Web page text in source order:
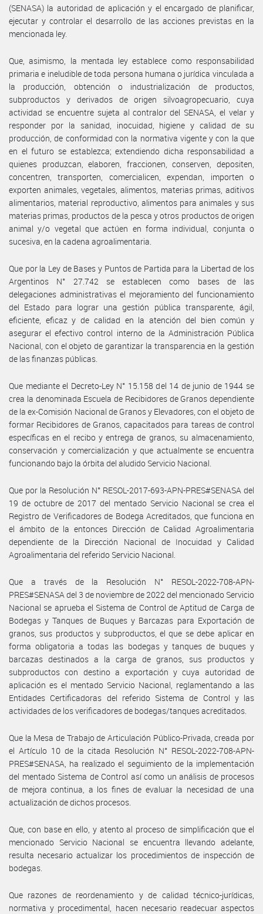
(SENASA) la autoridad de aplicación y el encargado de planificar,
ejecutar y controlar el desarrollo de las acciones previstas en la
mencionada ley.
Que, asimismo, la mentada ley establece como responsabilidad
primaria e ineludible de toda persona humana o jurídica vinculada a
la producción, obtención o industrialización de productos,
subproductos y derivados de origen silvoagropecuario, cuya
actividad se encuentre sujeta al contralor del SENASA, el velar y
responder por la sanidad, inocuidad, higiene y calidad de su
producción, de conformidad con la normativa vigente y con la que
en el futuro se establezca; extendiendo dicha responsabilidad a
quienes produzcan, elaboren, fraccionen, conserven, depositen,
concentren, transporten, comercialicen, expendan, importen o
exporten animales, vegetales, alimentos, materias primas, aditivos
alimentarios, material reproductivo, alimentos para animales y sus
materias primas, productos de la pesca y otros productos de origen
animal y/o vegetal que actúen en forma individual, conjunta o
sucesiva, en la cadena agroalimentaria.
Que por la Ley de Bases y Puntos de Partida para la Libertad de los
Argentinos N° 27.742 se establecen como bases de las
delegaciones administrativas el mejoramiento del funcionamiento
del Estado para lograr una gestión pública transparente, ágil,
eficiente, eficaz y de calidad en la atención del bien común y
asegurar el efectivo control interno de la Administración Pública
Nacional, con el objeto de garantizar la transparencia en la gestión
de las finanzas públicas.
Que mediante el Decreto-Ley N° 15.158 del 14 de junio de 1944 se
crea la denominada Escuela de Recibidores de Granos dependiente
de la ex-Comisión Nacional de Granos y Elevadores, con el objeto de
formar Recibidores de Granos, capacitados para tareas de control
específicas en el recibo y entrega de granos, su almacenamiento,
conservación y comercialización y que actualmente se encuentra
funcionando bajo la órbita del aludido Servicio Nacional.
Que por la Resolución N° RESOL-2017-693-APN-PRES#SENASA del
19 de octubre de 2017 del mentado Servicio Nacional se crea el
Registro de Verificadores de Bodega Acreditados, que funciona en
el ámbito de la entonces Dirección de Calidad Agroalimentaria
dependiente de la Dirección Nacional de Inocuidad y Calidad
Agroalimentaria del referido Servicio Nacional.
Que a través de la Resolución N° RESOL-2022-708-APN-
PRES#SENASA del 3 de noviembre de 2022 del mencionado Servicio
Nacional se aprueba el Sistema de Control de Aptitud de Carga de
Bodegas y Tanques de Buques y Barcazas para Exportación de
granos, sus productos y subproductos, el que se debe aplicar en
forma obligatoria a todas las bodegas y tanques de buques y
barcazas destinados a la carga de granos, sus productos y
subproductos con destino a exportación y cuya autoridad de
aplicación es el mentado Servicio Nacional, reglamentando a las
Entidades Certificadoras del referido Sistema de Control y las
actividades de los verificadores de bodegas/tanques acreditados.
Que la Mesa de Trabajo de Articulación Público-Privada, creada por
el Artículo 10 de la citada Resolución N° RESOL-2022-708-APN-
PRES#SENASA, ha realizado el seguimiento de la implementación
del mentado Sistema de Control así como un análisis de procesos
de mejora continua, a los fines de evaluar la necesidad de una
actualización de dichos procesos.
Que, con base en ello, y atento al proceso de simplificación que el
mencionado Servicio Nacional se encuentra llevando adelante,
resulta necesario actualizar los procedimientos de inspección de
bodegas.
Que razones de reordenamiento y de calidad técnico-jurídicas,
normativa y procedimental, hacen necesario readecuar aspectos